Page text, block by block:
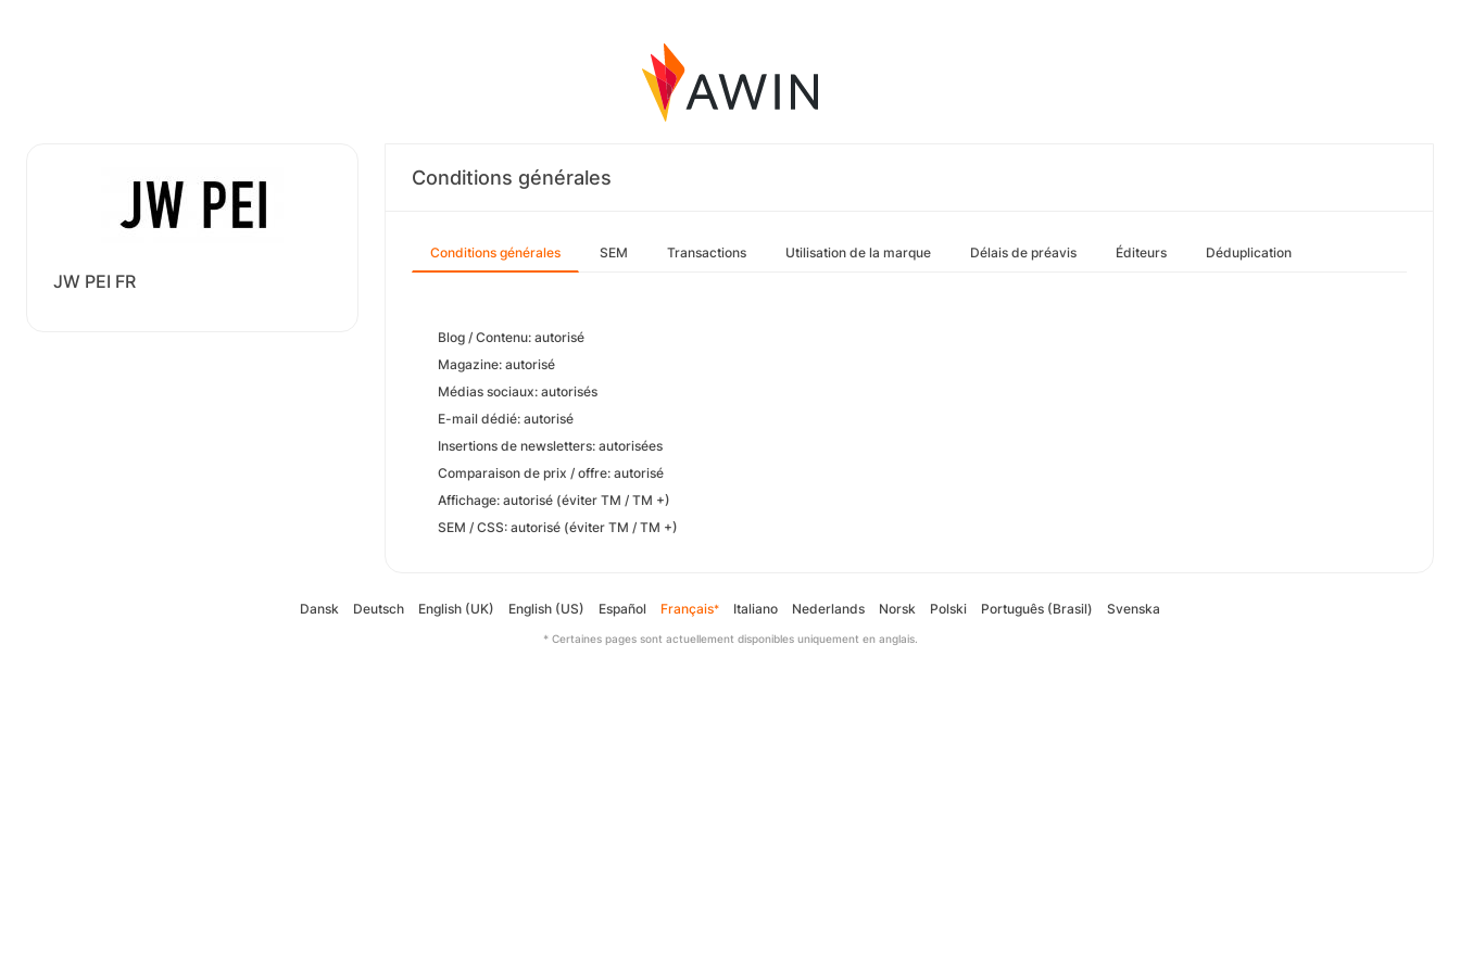
JW PEI FR
Conditions générales
Conditions générales SEM Transactions Utilisation de la marque Délais de préavis Éditeurs Déduplication
Blog / Contenu: autorisé
Magazine: autorisé
Médias sociaux: autorisés
E-mail dédié: autorisé
Insertions de newsletters: autorisées
Comparaison de prix / offre: autorisé
Affichage: autorisé (éviter TM / TM +)
SEM / CSS: autorisé (éviter TM / TM +)
Dansk Deutsch English (UK) English (US) Español Français* Italiano Nederlands Norsk Polski Português (Brasil) Svenska
* Certaines pages sont actuellement disponibles uniquement en anglais.